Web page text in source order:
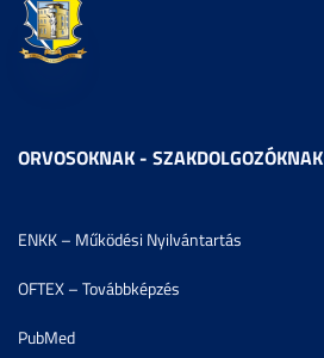
ORVOSOKNAK - SZAKDOLGOZÓKNAK
ENKK – Működési Nyilvántartás
OFTEX – Továbbképzés
PubMed